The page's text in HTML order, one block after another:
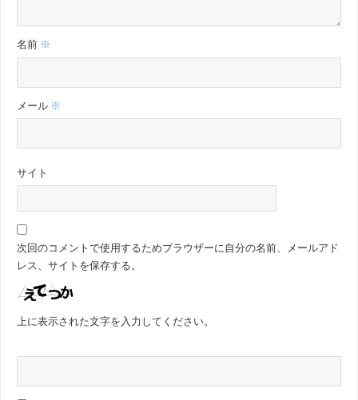
名前 ※
メール ※
サイト
次回のコメントで使用するためブラウザーに自分の名前、メールアド
レス、サイトを保存する。
上に表示された文字を入力してください。